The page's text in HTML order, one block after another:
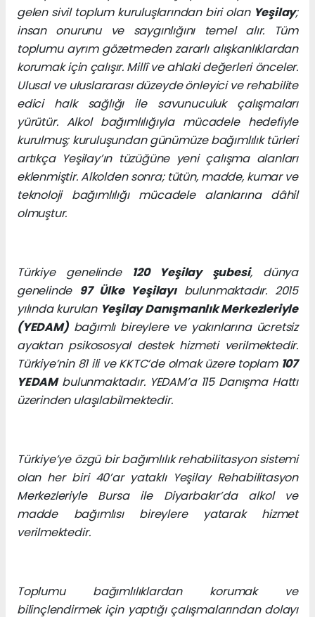
gelen sivil toplum kuruluşlarından biri olan Yeşilay;
insan onurunu ve saygınlığını temel alır. Tüm
toplumu ayrım gözetmeden zararlı alışkanlıklardan
korumak için çalışır. Millî ve ahlaki değerleri önceler.
Ulusal ve uluslararası düzeyde önleyici ve rehabilite
edici halk sağlığı ile savunuculuk çalışmaları
yürütür. Alkol bağımlılığıyla mücadele hedefiyle
kurulmuş; kuruluşundan günümüze bağımlılık türleri
artıkça Yeşilay’ın tüzüğüne yeni çalışma alanları
eklenmiştir. Alkolden sonra; tütün, madde, kumar ve
teknoloji bağımlılığı mücadele alanlarına dâhil
olmuştur.
Türkiye genelinde 120 Yeşilay şubesi, dünya
genelinde 97 Ülke Yeşilayıbulunmaktadır. 2015
yılında kurulan Yeşilay Danışmanlık Merkezleriyle
(YEDAM)bağımlı bireylere ve yakınlarına ücretsiz
ayaktan psikososyal destek hizmeti verilmektedir.
Türkiye’nin 81 ili ve KKTC’de olmak üzere toplam 107
YEDAMbulunmaktadır. YEDAM’a 115 Danışma Hattı
üzerinden ulaşılabilmektedir.
Türkiye’ye özgü bir bağımlılık rehabilitasyon sistemi
olan her biri 40’ar yataklı Yeşilay Rehabilitasyon
Merkezleriyle Bursa ile Diyarbakır’da alkol ve
madde bağımlısı bireylere yatarak hizmet
verilmektedir.
Toplumu bağımlılıklardan korumak ve
bilinçlendirmek için yaptığı çalışmalarından dolayı